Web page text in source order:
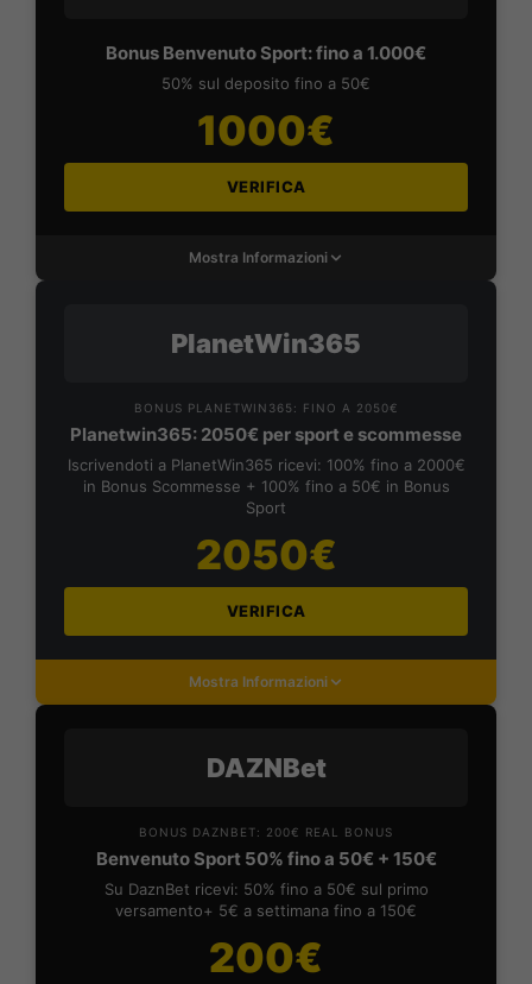
Bonus Benvenuto Sport: fino a 1.000€
50% sul deposito fino a 50€
1000€
VERIFICA
Mostra Informazioni
PlanetWin365
BONUS PLANETWIN365: FINO A 2050€
Planetwin365: 2050€ per sport e scommesse
Iscrivendoti a PlanetWin365 ricevi: 100% fino a 2000€
in Bonus Scommesse + 100% fino a 50€ in Bonus
Sport
2050€
VERIFICA
Mostra Informazioni
DAZNBet
BONUS DAZNBET: 200€ REAL BONUS
Benvenuto Sport 50% fino a 50€ + 150€
Su DaznBet ricevi: 50% fino a 50€ sul primo
versamento+ 5€ a settimana fino a 150€
200€